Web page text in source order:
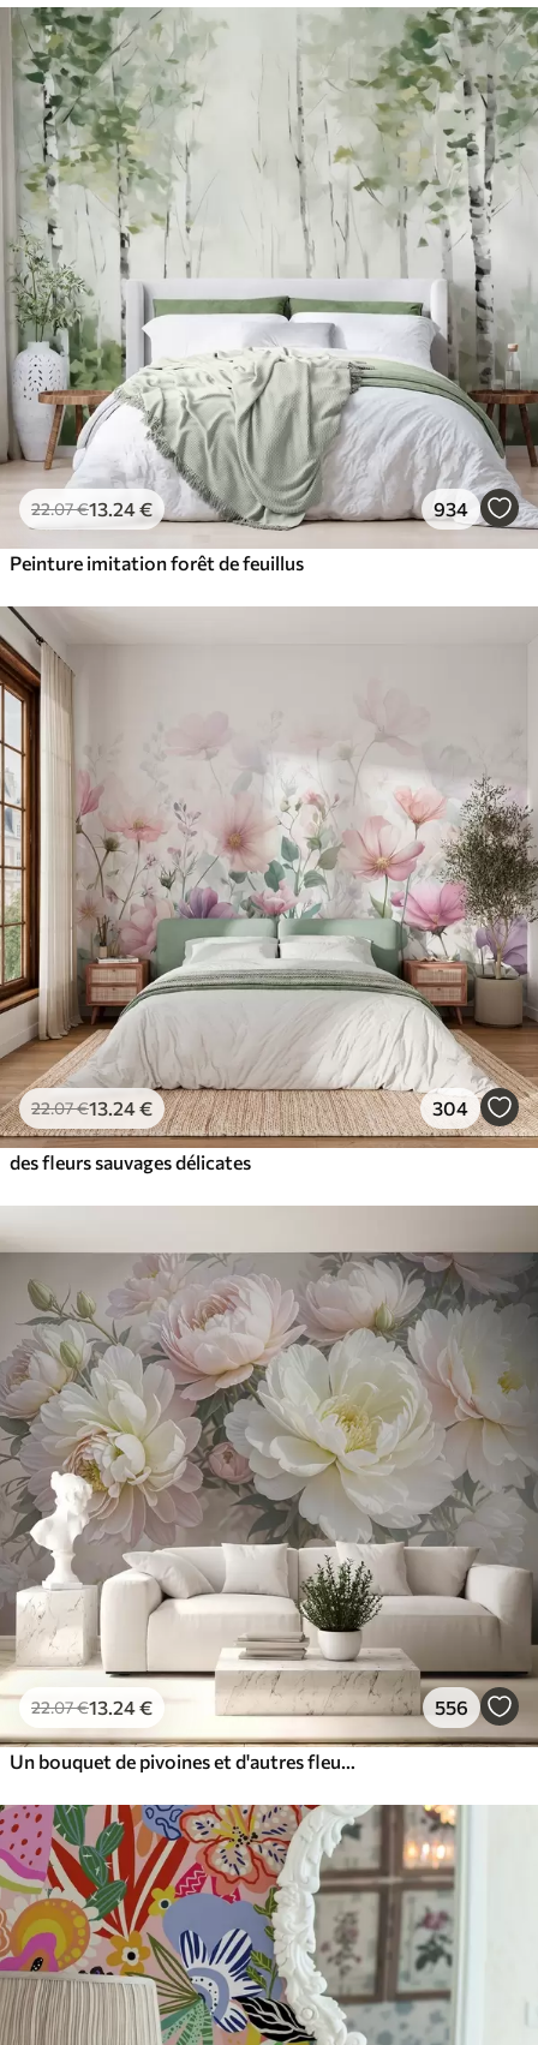
22.07€13 .24€ 934
Peinture imitation forêt de feuillus
22.07€13 .24€ 304
des fleurs sauvages délicates
22.07€13 .24€ 556